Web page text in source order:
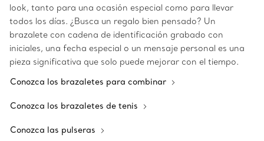
look, tanto para una ocasión especial como para llevar
todos los días. ¿Busca un regalo bien pensado? Un
brazalete con cadena de identificación grabado con
iniciales, una fecha especial o un mensaje personal es una
pieza significativa que solo puede mejorar con el tiempo.
Conozca los brazaletes para combinar
Conozca los brazaletes de tenis
Conozca las pulseras